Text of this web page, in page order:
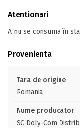
Atentionari
A nu se consuma în
Provenienta
Tara de origine
Romania
Nume producator
SC Doly-Com